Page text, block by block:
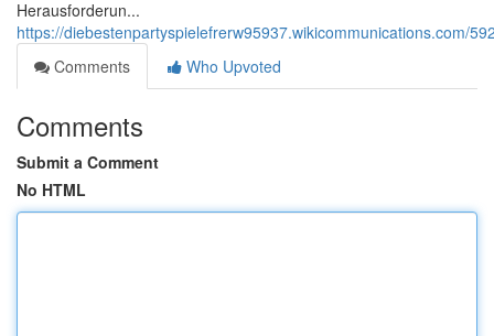
Herausforderun...
https://diebestenpartyspielefrerw95937.wikicommunications.com/
Comments
Who Upvoted
Comments
Submit a Comment
No HTML